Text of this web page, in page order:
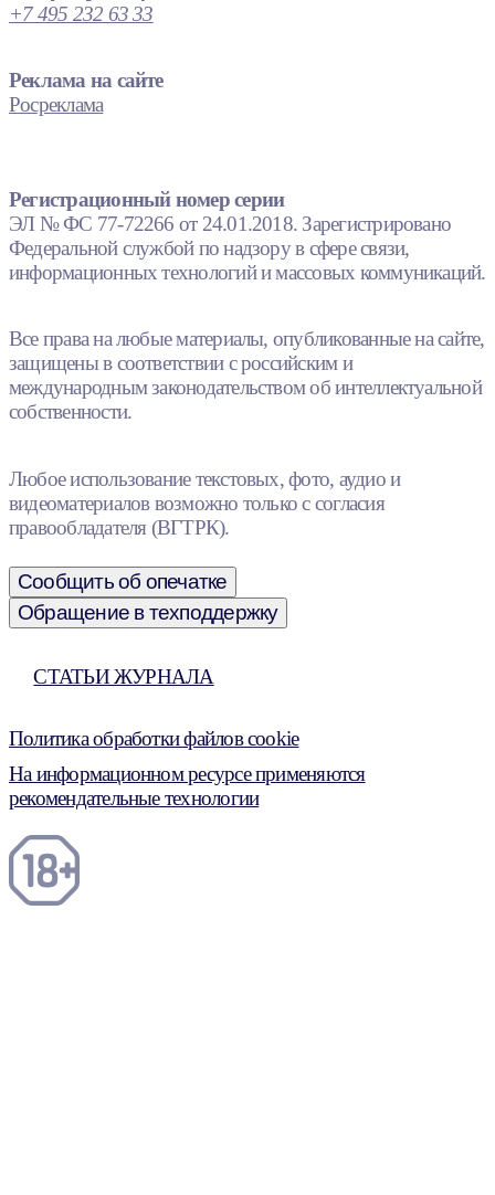
+7 495 232 63 33
Реклама на сайте
Росреклама
Регистрационный номер серии
ЭЛ № ФС 77-72266 от 24.01.2018. Зарегистрировано
Федеральной службой по надзору в сфере связи,
информационных технологий и массовых коммуникаций.
Все права на любые материалы, опубликованные на сайте,
защищены в соответствии с российским и
международным законодательством об интеллектуальной
собственности.
Любое использование текстовых, фото, аудио и
видеоматериалов возможно только с согласия
правообладателя (ВГТРК).
Сообщить об опечатке
Обращение в техподдержку
СТАТЬИ ЖУРНАЛА
Политика обработки файлов cookie
На информационном ресурсе применяются
рекомендательные технологии